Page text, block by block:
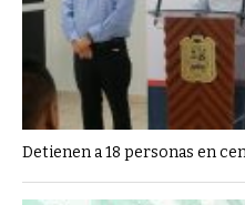
Detienen a 18 personas en